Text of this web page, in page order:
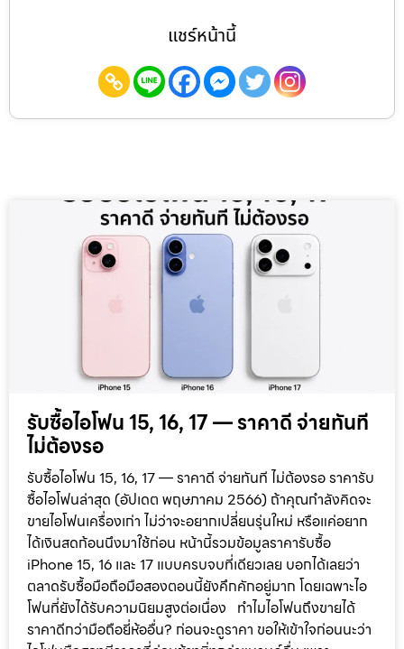
แชร์หน้านี้
รับซื้อไอโฟน 15, 16, 17 — ราคาดี จ่ายทันที
ไม่ต้องรอ
รับซื้อไอโฟน 15, 16, 17 — ราคาดี จ่ายทันที ไม่ต้องรอ ราคารับ
ซื้อไอโฟนล่าสุด (อัปเดต พฤษภาคม 2566) ถ้าคุณกำลังคิดจะ
ขายไอโฟนเครื่องเก่า ไม่ว่าจะอยากเปลี่ยนรุ่นใหม่ หรือแค่อยาก
ได้เงินสดก้อนนึงมาใช้ก่อน หน้านี้รวมข้อมูลราคารับซื้อ
iPhone 15, 16 และ 17 แบบครบจบที่เดียวเลย บอกได้เลยว่า
ตลาดรับซื้อมือถือมือสองตอนนี้ยังคึกคักอยู่มาก โดยเฉพาะไอ
โฟนที่ยังได้รับความนิยมสูงต่อเนื่อง ทำไมไอโฟนถึงขายได้
ราคาดีกว่ามือถือยี่ห้ออื่น? ก่อนจะดูราคา ขอให้เข้าใจก่อนนะว่า